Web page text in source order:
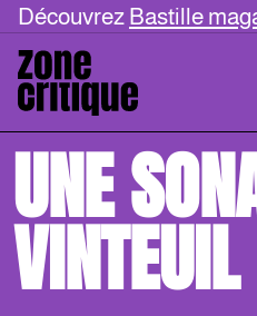
Découvrez Bastille
UNE
VINTEUIL